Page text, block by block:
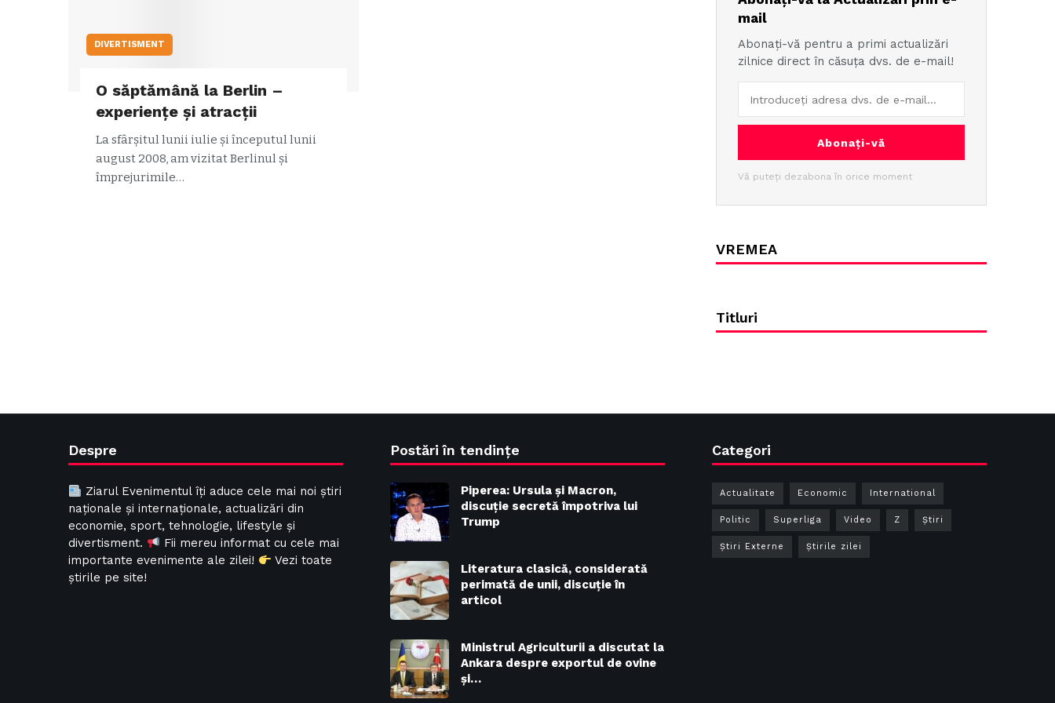
DIVERTISMENT
O săptămână la Berlin –
experiențe și atracții
La sfârșitul lunii iulie și începutul lunii
august 2008, am vizitat Berlinul și
împrejurimile…
mail
Abonați-vă pentru a primi actualizări
zilnice direct în căsuța dvs. de e-mail!
Abonați-vă
Vă puteți dezabona în orice moment
VREMEA
Titluri
Despre
Ziarul Evenimentul îți aduce cele mai noi știri
naționale și internaționale, actualizări din
economie, sport, tehnologie, lifestyle și
divertisment.
Fii mereu informat cu cele mai
importante evenimente ale zilei!
Vezi toate
știrile pe site!
Postări în tendințe
Piperea: Ursula și Macron,
discuție secretă împotriva lui
Trump
Literatura clasică, considerată
perimată de unii, discuție în
articol
Ministrul Agriculturii a discutat la
Ankara despre exportul de ovine
și…
Categori
Actualitate Economic International
Politic Superliga Video Z Ştiri
Știri Externe Știrile zilei